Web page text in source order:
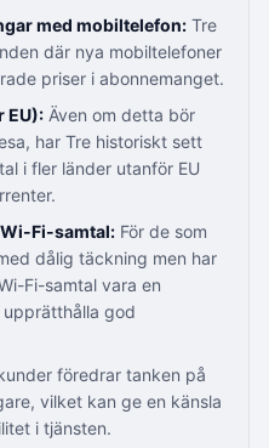
med mobiltelefon: Tre
där nya mobiltelefoner
priser i abonnemanget.
EU): Även om detta bör
har Tre historiskt sett
i fler länder utanför EU
Fi-samtal: För de som
dålig täckning men har
Fi-samtal vara en
god
föredrar tanken på
vilket kan ge en känsla
i tjänsten.